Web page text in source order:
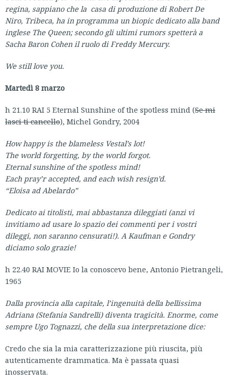
regina, sappiano che la casa di produzione di Robert De
Niro, Tribeca, ha in programma un biopic dedicato alla band
inglese The Queen; secondo gli ultimi rumors spetterà a
Sacha Baron Cohen il ruolo di Freddy Mercury.
We still love you.
Martedì 8 marzo
h 21.10 RAI 5 Eternal Sunshine of the spotless mind (Se mi
lasci ti cancello), Michel Gondry, 2004
How happy is the blameless Vestal’s lot!
The world forgetting, by the world forgot.
Eternal sunshine of the spotless mind!
Each pray’r accepted, and each wish resign’d.
“Eloisa ad Abelardo”
Dedicato ai titolisti, mai abbastanza dileggiati (anzi vi
invitiamo ad usare lo spazio dei commenti per i vostri
dileggi, non saranno censurati!). A Kaufman e Gondry
diciamo solo grazie!
h 22.40 RAI MOVIE Io la conoscevo bene, Antonio Pietrangeli,
1965
Dalla provincia alla capitale, l’ingenuità della bellissima
Adriana (Stefania Sandrelli) diventa tragicità. Enorme, come
sempre Ugo Tognazzi, che della sua interpretazione dice:
Credo che sia la mia caratterizzazione più riuscita, più
autenticamente drammatica. Ma è passata quasi
inosservata.